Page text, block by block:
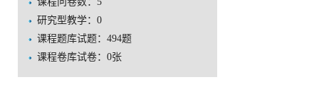
研究型教学： 0
课程题库试题： 494题
课程卷库试卷： 0张